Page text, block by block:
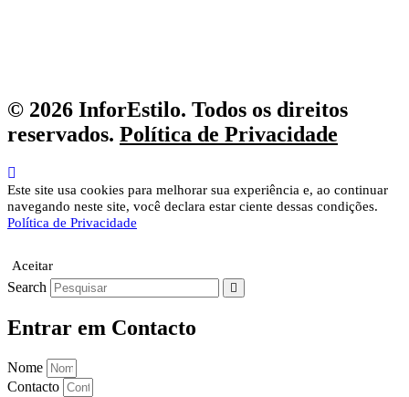
© 2026 InforEstilo. Todos os direitos
reservados. Política de Privacidade
Este site usa cookies para melhorar sua experiência e, ao continuar
navegando neste site, você declara estar ciente dessas condições.
Política de Privacidade
Aceitar
Search
Entrar em Contacto
Nome
Contacto